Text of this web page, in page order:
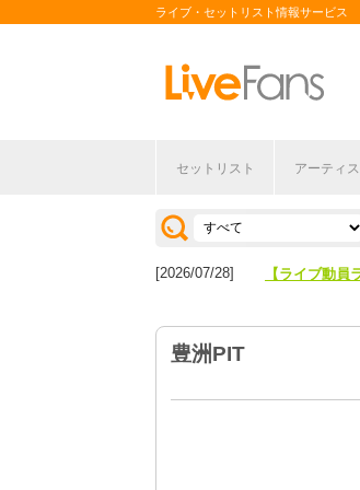
ライブ・セットリスト情報サービス
セットリスト アーティス
[2026/04/27] 【フェス特集
[2026/07/28] 【ライブ動員
[2026/07/28]
豊洲PIT